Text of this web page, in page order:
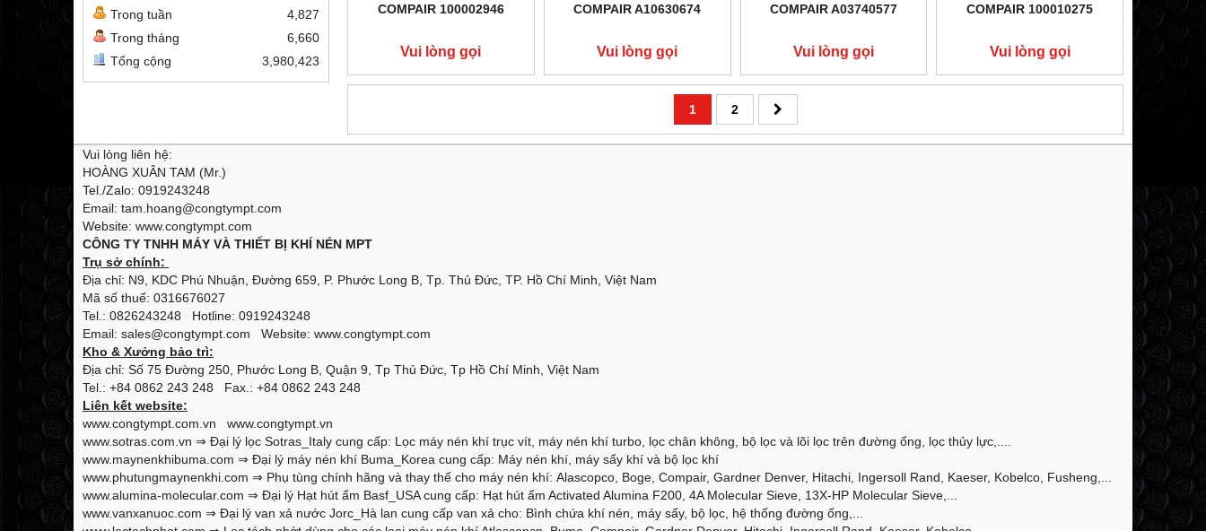
Trong tuần
4,827
Trong tháng
6,660
Tổng cộng
3,980,423
COMPAIR 100002946
Vui lòng gọi
COMPAIR A10630674
Vui lòng gọi
COMPAIR A03740577
Vui lòng gọi
COMPAIR 100010275
Vui lòng gọi
1 2
Vui lòng liên hệ:
HOÀNG XUÂN TAM (Mr.)
Tel./Zalo: 0919243248
Email: tam.hoang@congtympt.com
Website: www.congtympt.com
CÔNG TY TNHH MÁY VÀ THIẾT BỊ KHÍ NÉN MPT
Trụ sở chính:
Địa chỉ: N9, KDC Phú Nhuận, Đường 659, P. Phước Long B, Tp. Thủ Đức, TP. Hồ Chí Minh, Việt Nam
Mã số thuế: 0316676027
Tel.: 0826243248 Hotline: 0919243248
Email: sales@congtympt.com Website: www.congtympt.com
Kho & Xưởng bảo trì:
Địa chỉ: Số 75 Đường 250, Phước Long B, Quận 9, Tp Thủ Đức, Tp Hồ Chí Minh, Việt Nam
Tel.: +84 0862 243 248 Fax.: +84 0862 243 248
Liên kết website:
www.congtympt.com.vn
www.congtympt.vn
www.sotras.com.vn ⇒ Đại lý lọc Sotras_Italy cung cấp: Lọc máy nén khí trục vít, máy nén khí turbo, lọc chân không, bộ lọc và lõi lọc trên đường ống, lọc thủy lực,....
www.maynenkhibuma.com ⇒ Đại lý máy nén khí Buma_Korea cung cấp: Máy nén khí, máy sấy khí và bộ lọc khí
www.phutungmaynenkhi.com ⇒ Phụ tùng chính hãng và thay thế cho máy nén khí: Alascopco, Boge, Compair, Gardner Denver, Hitachi, Ingersoll Rand, Kaeser, Kobelco, Fusheng,...
www.alumina-molecular.com ⇒ Đại lý Hạt hút ẩm Basf_USA cung cấp: Hạt hút ẩm Activated Alumina F200, 4A Molecular Sieve, 13X-HP Molecular Sieve,...
www.vanxanuoc.com ⇒ Đại lý van xả nước Jorc_Hà lan cung cấp van xả cho: Bình chứa khí nén, máy sấy, bộ lọc, hệ thống đường ống,...